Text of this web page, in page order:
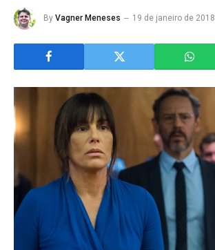
By Vagner Meneses 19 de janeiro de 2018